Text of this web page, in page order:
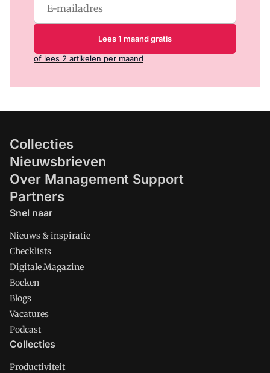
Lees 1 maand gratis
of lees 2 artikelen per maand
Collecties
Nieuwsbrieven
Over Management Support
Partners
Snel naar
Nieuws & inspiratie
Checklists
Digitale Magazine
Boeken
Blogs
Vacatures
Podcast
Collecties
Productiviteit